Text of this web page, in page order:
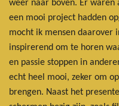
weer naar boven. Er waren
een mooi project hadden
mocht ik mensen daarover
inspirerend om te horen
en passie stoppen in
echt heel mooi, zeker om
brengen. Naast het